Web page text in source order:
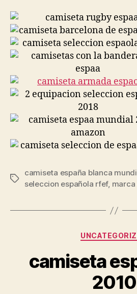
Etiquetas
camiseta españa blanca
seleccion española rfef,
camiseta
2010